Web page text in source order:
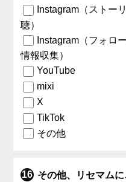
Instagram（ストー
聴）
Instagram（フォロ
情報収集）
YouTube
mixi
X
TikTok
その他
その他、リセマム